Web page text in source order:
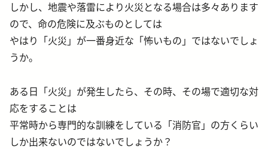
しかし、地震や落雷により火災となる場合は多々あります
ので、命の危険に及ぶものとしては
やはり「火災」が一番身近な「怖いもの」ではないでしょ
うか。
ある日「火災」が発生したら、その時、その場で適切な対
応をすることは
平常時から専門的な訓練をしている「消防官」の方くらい
しか出来ないのではないでしょうか？